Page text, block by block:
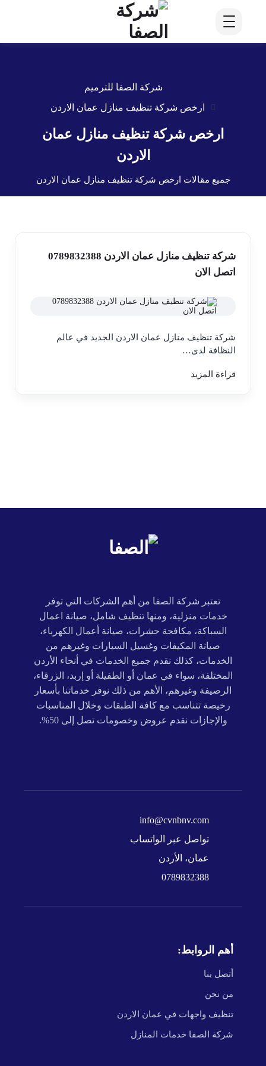
شركة الصفا للترميم
ارخص شركة تنظيف منازل عمان الاردن
ارخص شركة تنظيف منازل عمان
الاردن
جميع مقالات ارخص شركة تنظيف منازل عمان الاردن
شركة تنظيف منازل عمان الاردن 0789832388
اتصل الان
شركة تنظيف منازل عمان الاردن الجديد في عالم
النظافة لدى…
قراءة المزيد
تعتبر شركة الصفا من أهم الشركات التي توفر
خدمات منزلية، ومنها تنظيف شامل، صيانة اعمال
السباكة، مكافحة حشرات، صيانة أعمال الكهرباء،
صيانة المكيفات وغسيل السيارات وغيرهم من
الخدمات، كذلك نقدم جميع الخدمات في أنحاء الأردن
المختلفة، سواء في عمان أو الطفيلة أو إربد، الزرقاء،
الرصيفة وغيرهم، الأهم من ذلك نوفر خدماتنا بأسعار
رخيصة تتناسب مع كافة الطبقات وخلال المناسبات
والإجازات نقدم عروض وخصومات تصل إلى 50%.
info@cvnbnv.com
تواصل عبر الواتساب
عمان، الأردن
0789832388
أهم الروابط:
أتصل بنا
من نحن
تنظيف واجهات في عمان الاردن
شركة الصفا خدمات المنازل